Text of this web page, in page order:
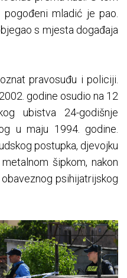
mladić je pao.
s mjesta događaja
pravosuđu i policiji.
godine osudio na 12
ubistva 24-godišnje
u maju 1994. godine.
postupka, djevojku
šipkom, nakon
psihijatrijskog